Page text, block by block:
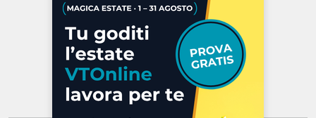
Chi siamo
Commenti e segnalazioni
Contattaci